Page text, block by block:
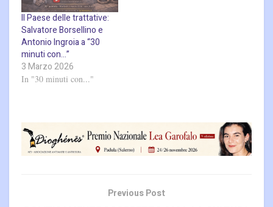
Il Paese delle trattative:
Salvatore Borsellino e
Antonio Ingroia a “30
minuti con…”
3 Marzo 2026
In "30 minuti con..."
Previous Post